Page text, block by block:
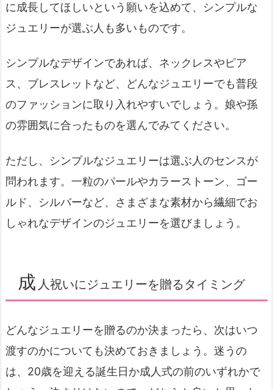
に成長してほしいという願いを込めて、シンプルな
ジュエリーが選ぶ人も多いものです。
シンプルなデザインであれば、ネックレスやピア
ス、ブレスレットなど、どんなジュエリーでも普段
のファッションに取り入れやすいでしょう。娘や孫
の雰囲気に合ったものを選んでみてください。
ただし、シンプルなジュエリーは選ぶ人のセンスが
問われます。一粒のパールやカラーストーン、ゴー
ルド、シルバーなど、さまざまな素材から繊細でお
しゃれなデザインのジュエリーを選びましょう。
成 人祝いにジュエリーを贈るタイミング
どんなジュエリーを贈るのか決まったら、次はいつ
渡すのかについても決めておきましょう。迷うの
は、20歳を迎える誕生日か成人式の前のいずれかで